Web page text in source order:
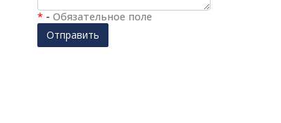
* - Обязательное поле
Отправить